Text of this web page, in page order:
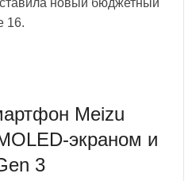
новый бюджетный
16.
Meizu
экраном и
3